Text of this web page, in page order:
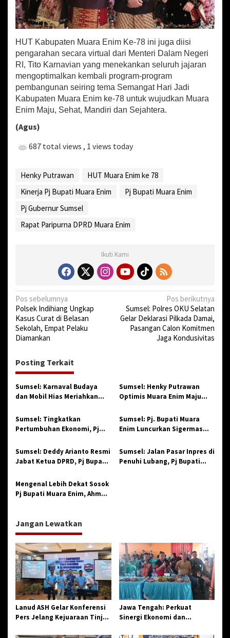
HUT Kabupaten Muara Enim Ke-78 ini juga diisi
pengarahan secara virtual dari Menteri Dalam Negeri
RI, Tito Karnavian yang menekankan seluruh jajaran
mengoptimalkan kembali program-program
pembangunan seiring tema Semangat Hari Jadi
Kabupaten Muara Enim ke-78 untuk wujudkan Muara
Enim Maju, Sehat, Mandiri dan Sejahtera.
(Agus)
687 total views , 1 views today
Henky Putrawan
HUT Muara Enim ke 78
Kinerja Pj Bupati Muara Enim
Pj Bupati Muara Enim
Pj Gubernur Sumsel
Rapat Paripurna DPRD Muara Enim
Ikuti Kami
N
a
v
i
g
a
s
i
p
o
s
Pos sebelumnya
Polsek Indihiang Ungkap
Kasus Curat di Belasan
Sekolah, Empat Pelaku
Diamankan
Pos berikutnya
Sumsel: Polres OKU Selatan
Gelar Deklarasi Pilkada Damai,
Pasangan Calon Komitmen
Jaga Kondusivitas
Posting Terkait
Sumsel: Karnaval Budaya
dan Mobil Hias Meriahkan
Ke-78
Sumsel: Henky Putrawan
Optimis Muara Enim Maju
78
Sumsel: Tingkatkan
Pertumbuhan Ekonomi, Pj
Gebyar UMKM dan Koperasi
Sumsel: Pj. Bupati Muara
Enim Luncurkan Sigermas
Pengantin Anyar
Sumsel: Deddy Arianto Resmi
Jabat Ketua DPRD, Pj Bupati
dan Legislatif Makin Solid
Sumsel: Jalan Pasar Inpres di
Penuhi Lubang, Pj Bupati
Mengenal Lebih Dekat Sosok
Pj Bupati Muara Enim, Ahmad
Jangan Lewatkan
Lanud ASH Gelar Konferensi
Pers Jelang Kejuaraan Tinju
Jawa Tengah: Perkuat
Sinergi Ekonomi dan